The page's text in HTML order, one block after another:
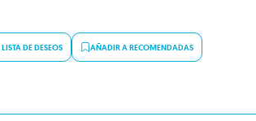
DE DESEOS AÑADIR A RECOMENDADAS